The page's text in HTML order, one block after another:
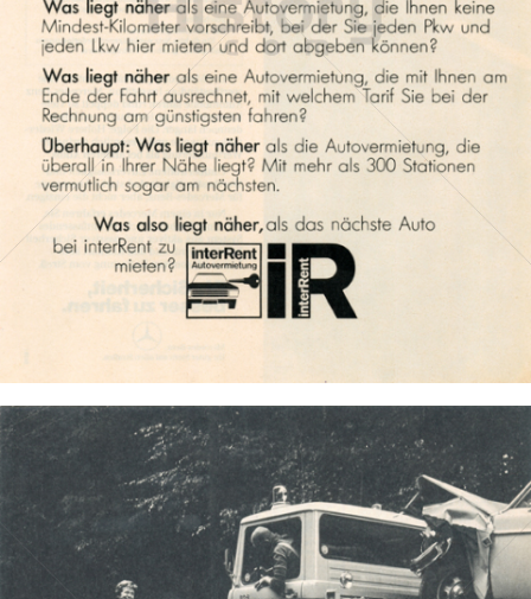
interRent interRent Immobilien GmbH 1975